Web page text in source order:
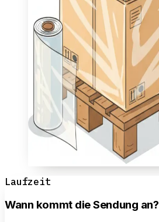
Laufzeit
Wann kommt die Sendung an?